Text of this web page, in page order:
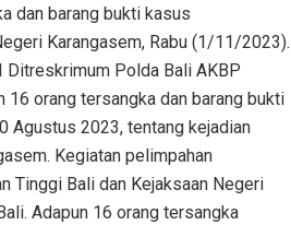
dan barang bukti kasus
Karangasem, Rabu (1/11/2023).
Ditreskrimum Polda Bali AKBP
16 orang tersangka dan barang bukti
2023, tentang kejadian
Kegiatan pelimpahan
Tinggi Bali dan Kejaksaan Negeri
Adapun 16 orang tersangka